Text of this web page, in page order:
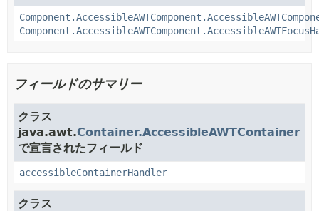
フィールドのサマリー
クラス
java.awt.Container.AccessibleAWTContainer
で宣言されたフィールド
accessibleContainerHandler
クラス